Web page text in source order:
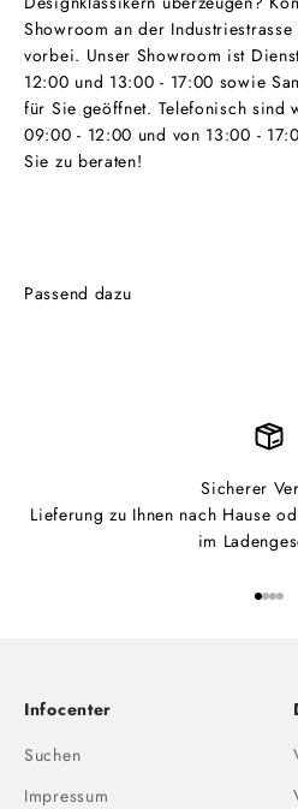
Showroom an der
vorbei. Unser Showroom ist
12:00 und 13:00 - 17:00 sowie
für Sie geöffnet. Telefonisch sind
09:00 - 12:00 und von 13:00 -
Sie zu beraten!
Sicherer
Lieferung zu Ihnen nach Hause
im
Gehe
Infocenter
Suchen
Impressum